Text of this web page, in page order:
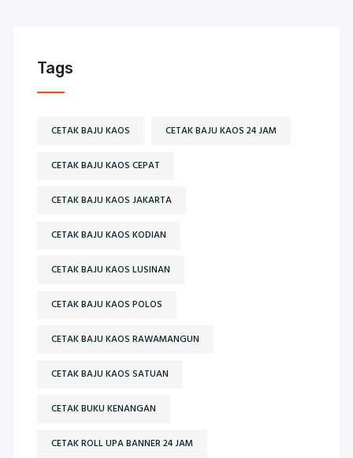
Tags
CETAK BAJU KAOS CETAK BAJU KAOS 24 JAM
CETAK BAJU KAOS CEPAT
CETAK BAJU KAOS JAKARTA
CETAK BAJU KAOS KODIAN
CETAK BAJU KAOS LUSINAN
CETAK BAJU KAOS POLOS
CETAK BAJU KAOS RAWAMANGUN
CETAK BAJU KAOS SATUAN
CETAK BUKU KENANGAN
CETAK ROLL UPA BANNER 24 JAM